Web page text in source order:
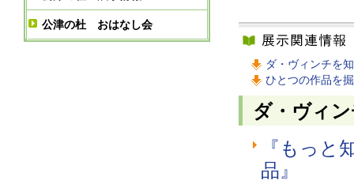
公津の杜 おはなし会
ダ・ヴィンチを
ひとつの作品を
ダ・ヴィ
『もっ
品』